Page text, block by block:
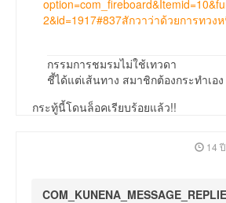
2&id=1917#837สักวาว่าด้วยการทวง
กรรมการชมรมไม่ใช้เทวดา
ชี้ได้แต่เส้นทาง สมาชิกต้องกระทำเอง
กระทู้นี้โดนล็อคเรียบร้อยแล้ว!!
14